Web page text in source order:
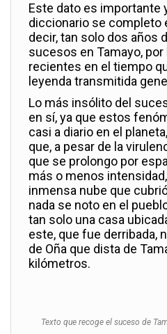
Este dato es importante
diccionario se completo
decir, tan solo dos años
sucesos en Tamayo,
recientes en el tiempo
leyenda transmitida
Lo más insólito del
en sí, ya que estos
casi a diario en el
que, a pesar de la
que se prolongo por
más o menos
inmensa nube que
nada se noto en el
tan solo una casa
este, que fue derribada,
de Oña que dista de
kilómetros.
Texto que recoge el suceso de